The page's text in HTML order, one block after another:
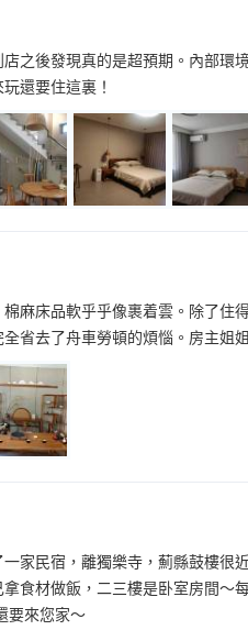
之後發現真的是超預期。內部
還要住這裏！
麻床品軟乎乎像裹着雲。除了
省去了舟車勞頓的煩惱。房主姐
家民宿，離獨樂寺，薊縣鼓樓
食材做飯，二三樓是卧室房間
要來您家～